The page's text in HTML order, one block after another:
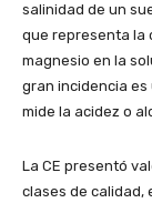
salinidad de un
que representa la
magnesio en la
gran incidencia
mide la acidez o
La CE presentó
clases de calidad,